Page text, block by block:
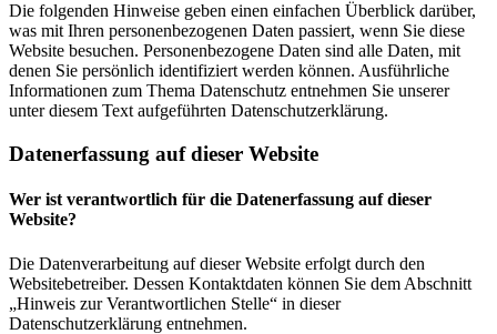
Die folgenden Hinweise geben einen einfachen Überblick darüber,
was mit Ihren personenbezogenen Daten passiert, wenn Sie diese
Website besuchen. Personenbezogene Daten sind alle Daten, mit
denen Sie persönlich identifiziert werden können. Ausführliche
Informationen zum Thema Datenschutz entnehmen Sie unserer
unter diesem Text aufgeführten Datenschutzerklärung.
Datenerfassung auf dieser Website
Wer ist verantwortlich für die Datenerfassung auf dieser
Website?
Die Datenverarbeitung auf dieser Website erfolgt durch den
Websitebetreiber. Dessen Kontaktdaten können Sie dem Abschnitt
„Hinweis zur Verantwortlichen Stelle“ in dieser
Datenschutzerklärung entnehmen.